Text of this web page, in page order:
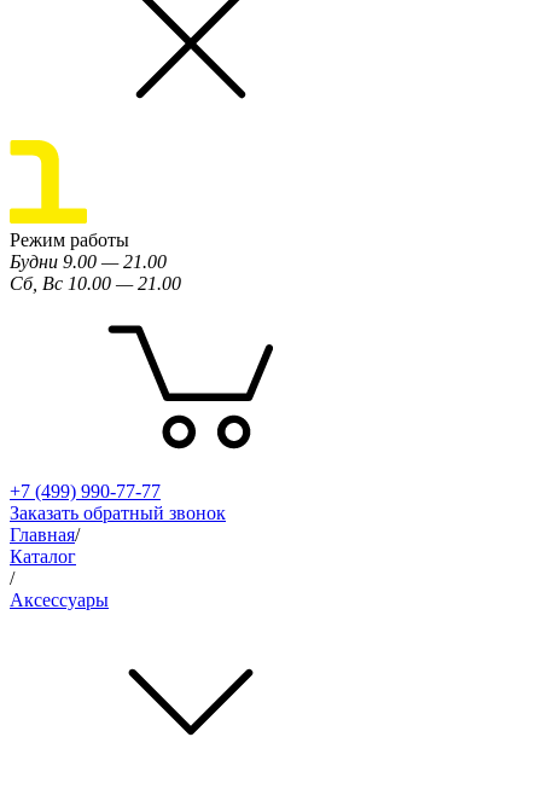
Режим работы
Будни 9.00 — 21.00
Сб, Вс 10.00 — 21.00
+7 (499) 990-77-77
Заказать обратный звонок
Главная/
Каталог
/
Аксессуары